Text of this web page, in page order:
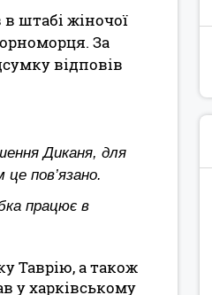
штабі жіночої
За
відповів
Диканя, для
пов’язано.
працює в
Таврію, а також
у харківському